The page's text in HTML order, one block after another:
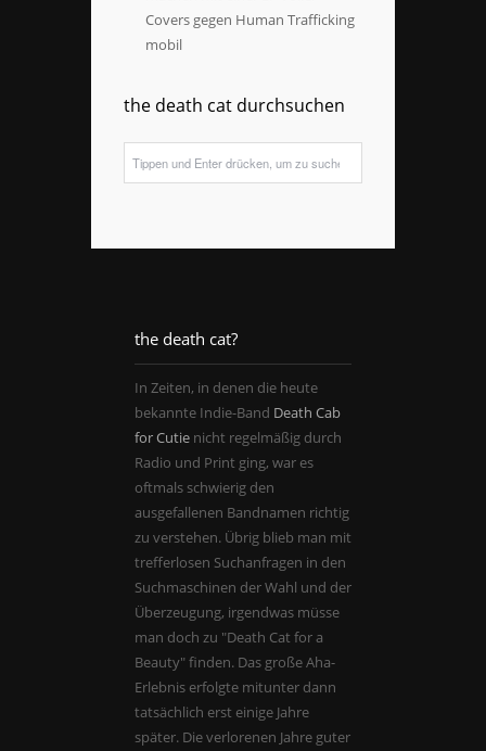
Covers gegen Human Trafficking
mobil
the death cat durchsuchen
the death cat?
In Zeiten, in denen die heute
bekannte Indie-Band Death Cab
for Cutie nicht regelmäßig durch
Radio und Print ging, war es
oftmals schwierig den
ausgefallenen Bandnamen richtig
zu verstehen. Übrig blieb man mit
trefferlosen Suchanfragen in den
Suchmaschinen der Wahl und der
Überzeugung, irgendwas müsse
man doch zu "Death Cat for a
Beauty" finden. Das große Aha-
Erlebnis erfolgte mitunter dann
tatsächlich erst einige Jahre
später. Die verlorenen Jahre guter